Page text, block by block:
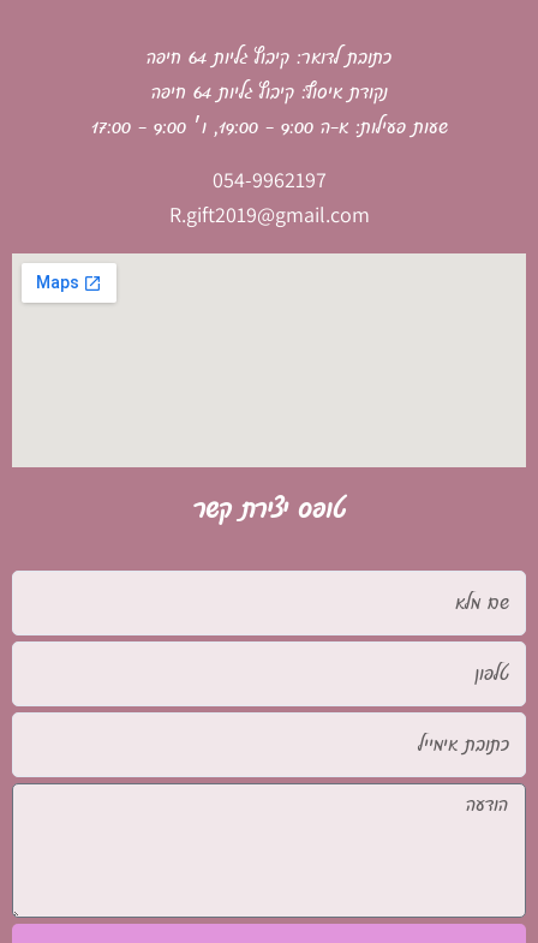
כתובת לדואר: קיבוץ גליות 64 חיפה
נקודת איסוף: קיבוץ גליות 64 חיפה
שעות פעילות: א-ה 9:00 - 19:00, ו׳ 9:00 - 17:00
054-9962197
R.gift2019@gmail.com
טופס יצירת קשר
מלא
אימייל
הודעה